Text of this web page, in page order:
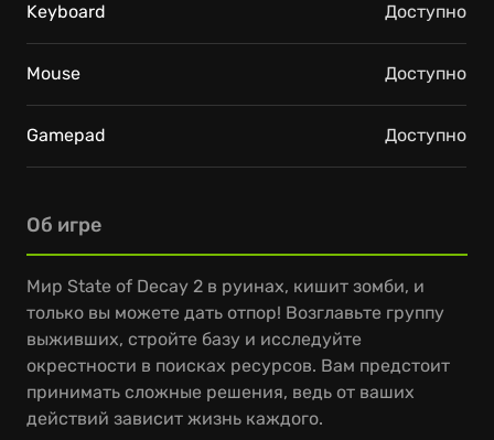
Об игре
Мир State of Decay 2 в руинах, кишит зомби, и
только вы можете дать отпор! Возглавьте группу
выживших, стройте базу и исследуйте
окрестности в поисках ресурсов. Вам предстоит
принимать сложные решения, ведь от ваших
действий зависит жизнь каждого.
Keyboard Доступно
Mouse Доступно
Gamepad Доступно